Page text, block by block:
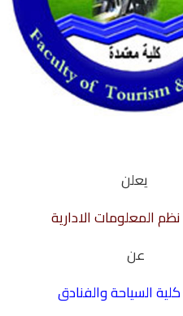
يعلن
المعلومات الادارية
عن
كلية السياحة والفنادق